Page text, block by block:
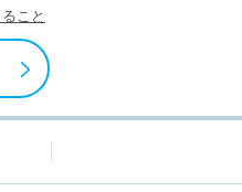
こと
ー紹介 拠点一覧